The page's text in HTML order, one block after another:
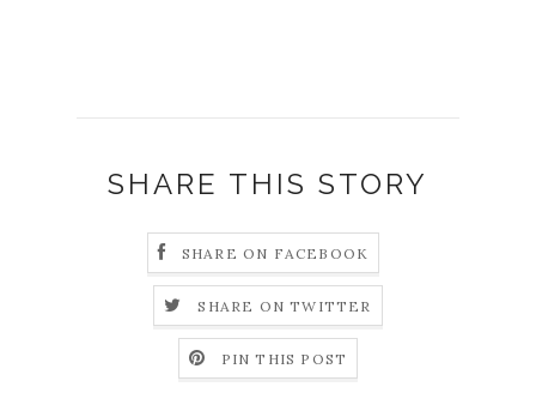
SHARE THIS STORY
SHARE ON FACEBOOK
SHARE ON TWITTER
PIN THIS POST